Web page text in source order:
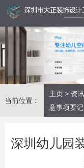
当前位置：
主页 > 资讯
意事项要记
深圳幼儿园